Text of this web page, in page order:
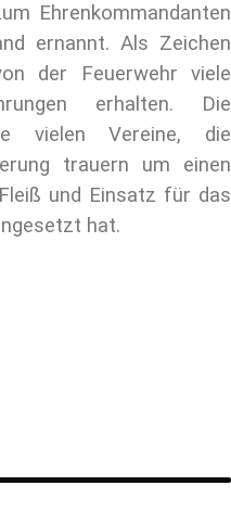
Ehrenkommandanten
ernannt. Als Zeichen
der Feuerwehr viele
erhalten. Die
vielen Vereine, die
trauern um einen
und Einsatz für das
hat.